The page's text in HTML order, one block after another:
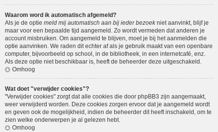
Waarom word ik automatisch afgemeld?
Als je de optie meld mij automatisch aan bij ieder bezoekniet aanvinkt, blijf je
maar voor een bepaalde tijd aangemeld. Zo wordt vermeden dat anderen je
account misbruiken. Om aangemeld te blijven, moet je bij het aanmelden die
optie aanvinken. We raden dit echter af als je gebruik maakt van een openbare
computer, bijvoorbeeld op school, in de bibliotheek, in een internetcafé, enz.
Als deze optie niet beschikbaar is, heeft de beheerder deze uitgeschakeld.
Omhoog
Wat doet "verwijder cookies"?
"Verwijder cookies" zorgt dat alle cookies die door phpBB3 zijn aangemaakt,
weer verwijderd worden. Deze cookies zorgen ervoor dat je aangemeld wordt
en geven ook de mogelijkheid, indien de beheerder dit heeft inschakeld, om te
zien welke onderwerpen je al gelezen hebt.
Omhoog